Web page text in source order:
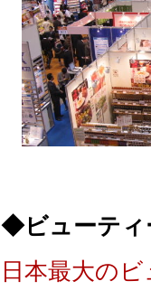
◆ビューティ
日本最大の